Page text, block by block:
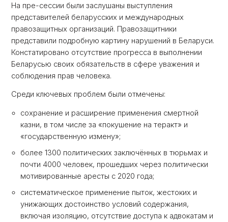
На пре-сессии были заслушаны выступления
представителей беларусских и международных
правозащитных организаций. Правозащитники
представили подробную картину нарушений в Беларуси.
Констатировано отсутствие прогресса в выполнении
Беларусью своих обязательств в сфере уважения и
соблюдения прав человека.
Среди ключевых проблем были отмечены:
сохранение и расширение применения смертной
казни, в том числе за «покушение на теракт» и
«государственную измену»;
более 1300 политических заключённых в тюрьмах и
почти 4000 человек, прошедших через политически
мотивированные аресты с 2020 года;
систематическое применение пыток, жестоких и
унижающих достоинство условий содержания,
включая изоляцию, отсутствие доступа к адвокатам и